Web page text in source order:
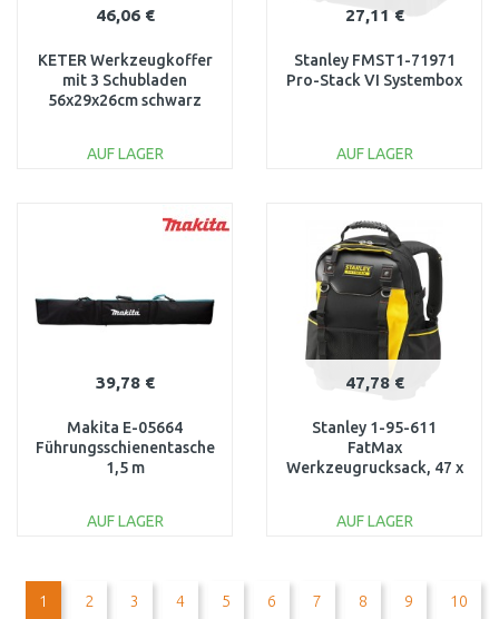
46,06 €
KETER Werkzeugkoffer
mit 3 Schubladen
56x29x26cm schwarz
AUF LAGER
27,11 €
Stanley FMST1-71971
Pro-Stack VI Systembox
AUF LAGER
Vergleichen
39,78 €
Makita E-05664
Führungsschienentasche
1,5 m
AUF LAGER
Vergleichen
47,78 €
Stanley 1-95-611
FatMax
Werkzeugrucksack, 47 x
AUF LAGER
Vergleichen
1 2 3 4 5 6 7 8 9 10